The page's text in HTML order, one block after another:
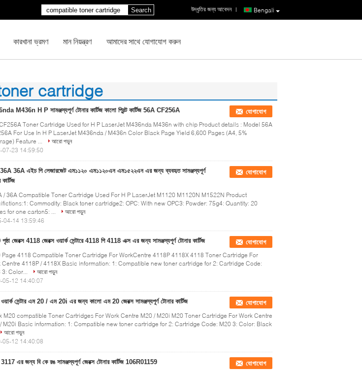
Bengali
উদ্ধৃতির জন্য আবেদন |
Search
কারখানা ভ্রমণ মান নিয়ন্ত্রণ আমাদের সাথে যোগাযোগ করুন
cartridge
M436n H P সামঞ্জস্যপূর্ণ টোনার কার্টিজ কালো প্রিন্ট কার্টিজ 56A CF256A
যোগাযোগ
Toner Cartridge Used for H P LaserJet M436nda M436n with chip Product details : Model 56A
For Use In H P LaserJet M436nda / M436n Color Black Page Yield 6,600 Pages (A4, 5%
Feature ...
আরো পড়ুন
07-23 14:59:50
36A এইচ পি লেজারজেট এম১১২০ এম১১২০এন এম১৫২২এন এর জন্য ব্যবহৃত সামঞ্জস্যপূর্ণ
যোগাযোগ
/ 36A Compatible Toner Cartridge Used For H P LaserJet M1120 M1120N M1522N Product
Commodity: Black toner cartridge2: OPC: With new OPC3: Powder: 75g4: Quantity: 20
for one carton5: ...
আরো পড়ুন
04-14 13:59:46
জেরক্স 4118 জেরক্স ওয়ার্ক সেন্টারে 4118 পি 4118 এক্স এর জন্য সামঞ্জস্যপূর্ণ টোনার কার্টিজ
যোগাযোগ
Page​ 4118 Compatible Toner Cartridge For WorkCentre 4118P 4118X 4118 Toner Cartridge For
Centre 4118P / 4118X Basic information: 1: Compatible new toner cartridge for 2: Cartridge Code:
3: Color...
আরো পড়ুন
05-12 14:40:07
ওয়ার্ক সেন্টার এম 20 / এম 20i এর জন্য কালো এম 20 জেরক্স সামঞ্জস্যপূর্ণ টোনার কার্টিজ
যোগাযোগ
M20 compatible Toner Cartridges For Work Centre M20 / M20i M20 Toner Cartridge For Work Centre
M20i Basic information: 1: Compatible new toner cartridge for 2: Cartridge Code: M20 3: Color: Black
আরো পড়ুন
05-12 14:40:08
3117 এর জন্য বি কে রঙ সামঞ্জস্যপূর্ণ জেরক্স টোনার কার্টিজ 106R01159
যোগাযোগ